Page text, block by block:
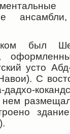
был
усто
С